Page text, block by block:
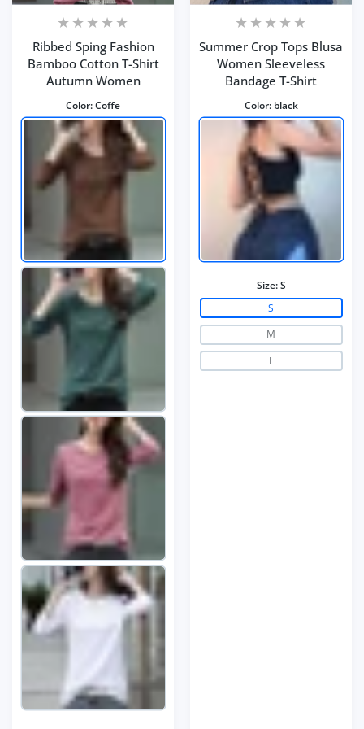
Summer Crop Tops Blusa
Women Sleeveless
Bandage T-Shirt
Color: black
Size:S
S
M
L
Ribbed Sping Fashion
Bamboo Cotton T-Shirt
Autumn Women
Color:Coffe